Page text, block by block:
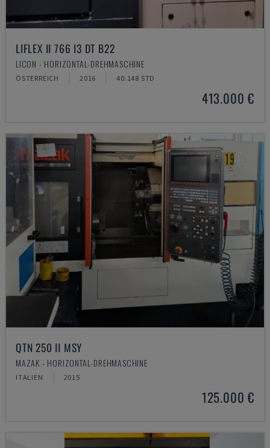
LIFLEX II 766 I3 DT B22
LICON - HORIZONTAL-DREHMASCHINE
ÖSTERREICH 2016 40.148 STD
413.000 €
QTN 250 II MSY
MAZAK - HORIZONTAL-DREHMASCHINE
ITALIEN 2015
125.000 €